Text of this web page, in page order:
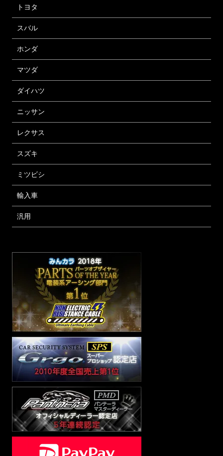
トヨタ
スバル
ホンダ
マツダ
ダイハツ
ニッサン
レクサス
スズキ
ミツビシ
輸入車
汎用